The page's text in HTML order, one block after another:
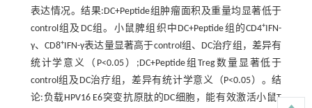
表达情况。结果:DC+Peptide组肿瘤面积及重量均显著低于
control组及DC组。小鼠脾组织中DC+Peptide组的CD4+IFN-
γ、CD8+IFN-γ表达量显著高于control组、DC治疗组，差异有
统计学意义（P<0.05）;DC+Peptide组Treg数量显著低于
control组及DC治疗组，差异有统计学意义（P<0.05）。结
论:负载HPV16 E6突变抗原肽的DC细胞，能有效激活小鼠T